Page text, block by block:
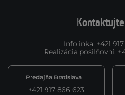
Infolinka: +421
Realizácia posilňovní:
Predajňa Bratislava
+421 917 866 623